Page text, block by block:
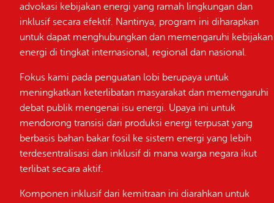
advokasi kebijakan energi yang ramah lingkungan dan
inklusif secara efektif. Nantinya, program ini diharapkan
untuk dapat menghubungkan dan memengaruhi kebijakan
energi di tingkat internasional, regional dan nasional.
Fokus kami pada penguatan lobi berupaya untuk
meningkatkan keterlibatan masyarakat dan memengaruhi
debat publik mengenai isu energi. Upaya ini untuk
mendorong transisi dari produksi energi terpusat yang
berbasis bahan bakar fosil ke sistem energi yang lebih
terdesentralisasi dan inklusif di mana warga negara ikut
terlibat secara aktif.
Komponen inklusif dari kemitraan ini diarahkan untuk